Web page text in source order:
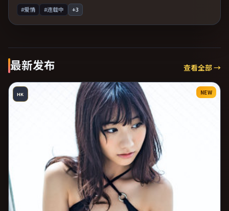
#爱情 #连载中 +3
最新发布 查看全部 →
HK NEW